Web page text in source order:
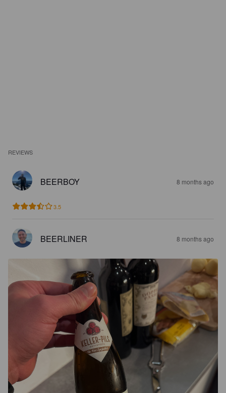
REVIEWS
BEERBOY 8 months ago
3.5
BEERLINER 8 months ago